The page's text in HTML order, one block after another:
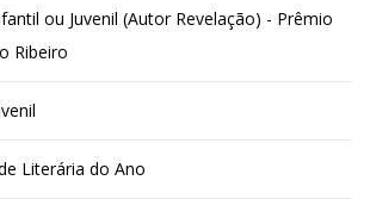
ou Juvenil (Autor Revelação) - Prêmio
Ribeiro
Literária do Ano